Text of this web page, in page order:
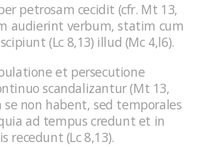
petrosam cecidit (cfr. Mt 13,
audierint verbum, statim cum
(Lc 8,13) illud (Mc 4,l6).
et persecutione
scandalizantur (Mt 13,
non habent, sed temporales
ad tempus credunt et in
(Lc 8,13).